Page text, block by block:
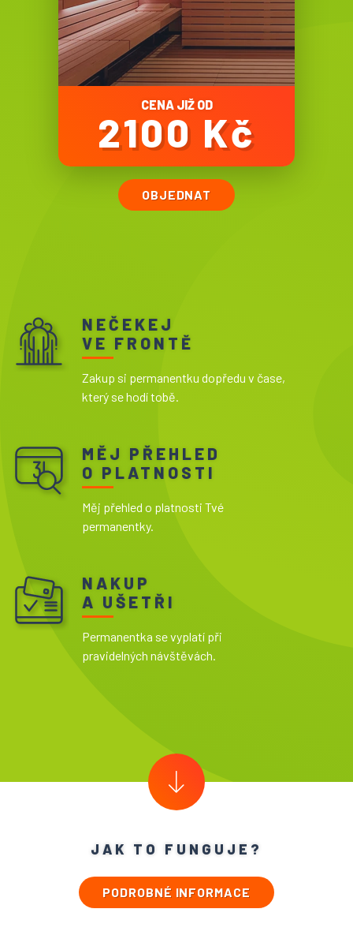
CENA JIŽ OD
2100 Kč
OBJEDNAT
NEČEKEJ
VE FRONTĚ
Zakup si permanentku dopředu v čase,
který se hodí tobě.
MĚJ PŘEHLED
O PLATNOSTI
Měj přehled o platnosti Tvé
permanentky.
NAKUP
A UŠETŘI
Permanentka se vyplatí při
pravidelných návštěvách.
JAK TO FUNGUJE?
PODROBNÉ INFORMACE